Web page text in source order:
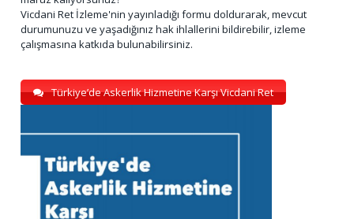
Vicdani Ret İzleme'nin yayınladığı formu doldurarak, mevcut
durumunuzu ve yaşadığınız hak ihlallerini bildirebilir, izleme
çalışmasına katkıda bulunabilirsiniz.
Türkiye’de Askerlik Hizmetine Karşı Vicdani Ret